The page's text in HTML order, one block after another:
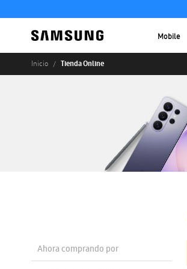
Mobile
Inicio Tienda Online
Ahora comprando por